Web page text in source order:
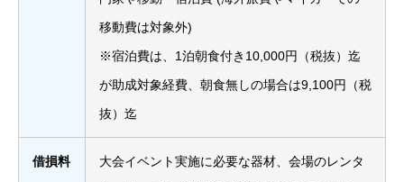
移動費は対象外)
※宿泊費は、1泊朝食付き10,000円（税抜）迄
が助成対象経費、朝食無しの場合は9,100円（税
抜）迄
借損料
大会イベント実施に必要な器材、会場のレンタ